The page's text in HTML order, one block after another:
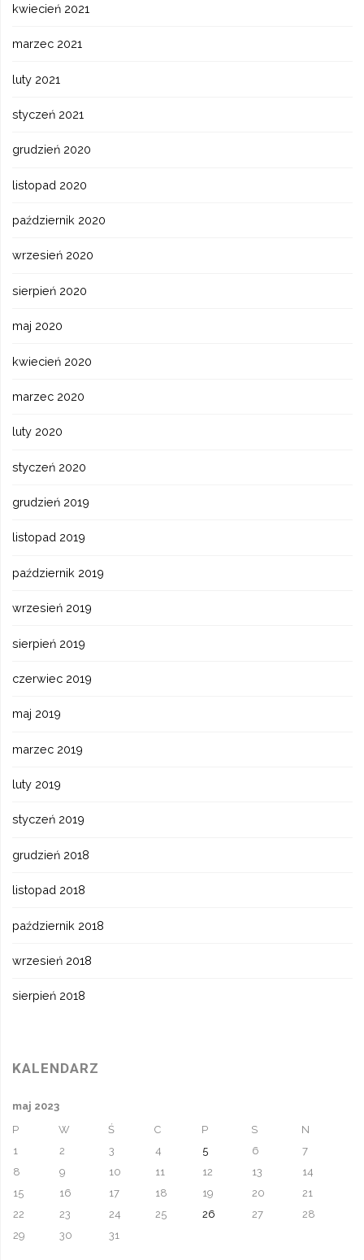
kwiecień 2021
marzec 2021
luty 2021
styczeń 2021
grudzień 2020
listopad 2020
październik 2020
wrzesień 2020
sierpień 2020
maj 2020
kwiecień 2020
marzec 2020
luty 2020
styczeń 2020
grudzień 2019
listopad 2019
październik 2019
wrzesień 2019
sierpień 2019
czerwiec 2019
maj 2019
marzec 2019
luty 2019
styczeń 2019
grudzień 2018
listopad 2018
październik 2018
wrzesień 2018
sierpień 2018
KALENDARZ
maj 2023
P
W Ś C P S
N
1
2 3 4 5 6
7
8
9 10 11 12 13
14
15
16 17 18 19 20
21
22
23 24 25 26 27
28
29
30 31